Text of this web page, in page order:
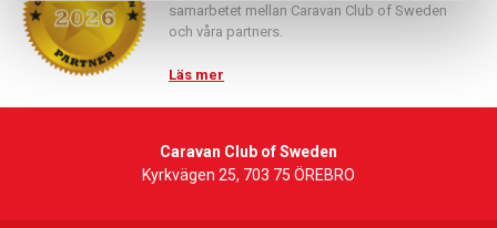
samarbetet mellan Caravan Club of Sweden
och våra partners.
Läs mer
Caravan Club of Sweden
Kyrkvägen 25, 703 75 ÖREBRO